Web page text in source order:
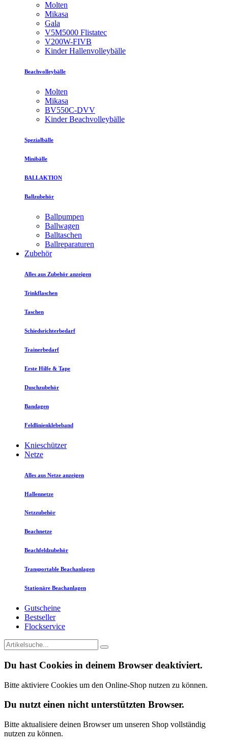
Molten
Mikasa
Gala
V5M5000 Flistatec
V200W-FIVB
Kinder Hallenvolleybälle
Beachvolleybälle
Molten
Mikasa
BV550C-DVV
Kinder Beachvolleybälle
Spezialbälle
Minibälle
BALLAKTION
Ballzubehör
Ballpumpen
Ballwagen
Balltaschen
Ballreparaturen
Zubehör
Alles aus Zubehör anzeigen
Trinkflaschen
Taschen
Schiedsrichterbedarf
Trainerbedarf
Erste Hilfe & Tape
Duschzubehör
Bandagen
Feldlinienklebeband
Knieschützer
Netze
Alles aus Netze anzeigen
Hallennetze
Netzzubehör
Beachnetze
Beachfeldzubehör
Transportable Beachanlagen
Stationäre Beachanlagen
Gutscheine
Bestseller
Flockservice
Du hast Cookies in deinem Browser deaktiviert.
Bitte aktiviere Cookies um den Online-Shop nutzen zu können.
Du nutzt einen nicht unterstützten Browser.
Bitte aktualisiere deinen Browser um unseren Shop vollständig
nutzen zu können.